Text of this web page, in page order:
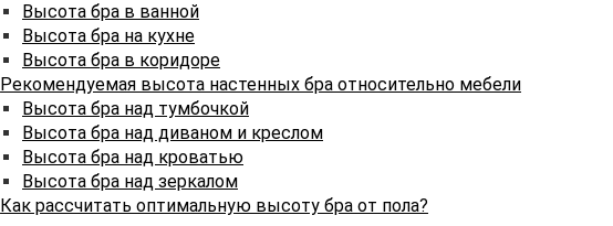
Высота бра в ванной
Высота бра на кухне
Высота бра в коридоре
Рекомендуемая высота настенных бра относительно мебели
Высота бра над тумбочкой
Высота бра над диваном и креслом
Высота бра над кроватью
Высота бра над зеркалом
Как рассчитать оптимальную высоту бра от пола?